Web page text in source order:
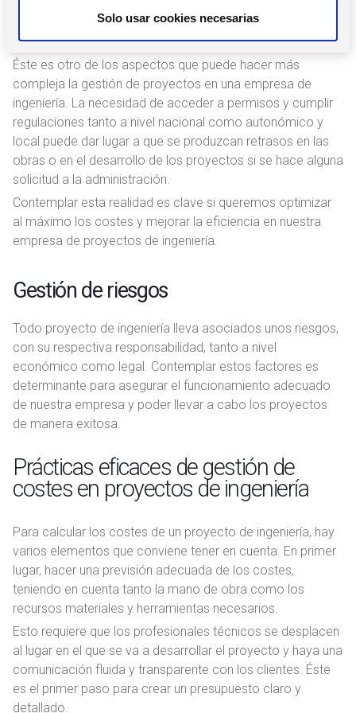
m
i
e
n
t
o
Solo usar cookies necesarias
Regulaciones y permisos
Éste es otro de los aspectos que puede hacer más
compleja la gestión de proyectos en una empresa de
ingeniería. La necesidad de acceder a permisos y cumplir
regulaciones tanto a nivel nacional como autonómico y
local puede dar lugar a que se produzcan retrasos en las
obras o en el desarrollo de los proyectos si se hace alguna
solicitud a la administración.
Contemplar esta realidad es clave si queremos optimizar
al máximo los costes y mejorar la eficiencia en nuestra
empresa de proyectos de ingeniería.
Gestión de riesgos
Todo proyecto de ingeniería lleva asociados unos riesgos,
con su respectiva responsabilidad, tanto a nivel
económico como legal. Contemplar estos factores es
determinante para asegurar el funcionamiento adecuado
de nuestra empresa y poder llevar a cabo los proyectos
de manera exitosa.
Prácticas eficaces de gestión de
costes en proyectos de ingeniería
Para calcular los costes de un proyecto de ingeniería, hay
varios elementos que conviene tener en cuenta. En primer
lugar, hacer una previsión adecuada de los costes,
teniendo en cuenta tanto la mano de obra como los
recursos materiales y herramientas necesarios.
Esto requiere que los profesionales técnicos se desplacen
al lugar en el que se va a desarrollar el proyecto y haya una
comunicación fluida y transparente con los clientes. Éste
es el primer paso para crear un presupuesto claro y
detallado.